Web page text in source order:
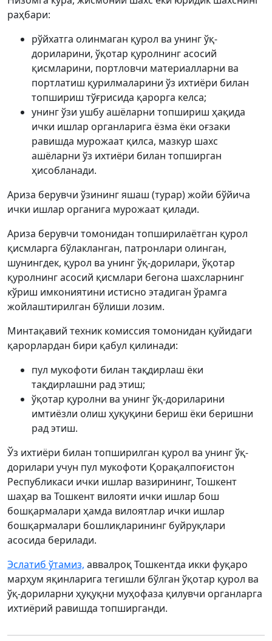
раҳбари:
рўйхатга олинмаган қурол ва унинг ўқ-
дориларини, ўқотар қуролнинг асосий
қисмларини, портловчи материалларни ва
портлатиш қурилмаларини ўз ихтиёри билан
топшириш тўғрисида қарорга келса;
унинг ўзи ушбу ашёларни топшириш ҳақида
ички ишлар органларига ёзма ёки оғзаки
равишда мурожаат қилса, мазкур шахс
ашёларни ўз ихтиёри билан топширган
ҳисобланади.
Ариза берувчи ўзининг яшаш (турар) жойи бўйича
ички ишлар органига мурожаат қилади.
Ариза берувчи томонидан топширилаётган қурол
қисмларга бўлакланган, патронлари олинган,
шунингдек, қурол ва унинг ўқ-дорилари, ўқотар
қуролнинг асосий қисмлари бегона шахсларнинг
кўриш имкониятини истисно этадиган ўрамга
жойлаштирилган бўлиши лозим.
Минтақавий техник комиссия томонидан қуйидаги
қарорлардан бири қабул қилинади:
пул мукофоти билан тақдирлаш ёки
тақдирлашни рад этиш;
ўқотар қуролни ва унинг ўқ-дориларини
имтиёзли олиш ҳуқуқини бериш ёки беришни
рад этиш.
Ўз ихтиёри билан топширилган қурол ва унинг ўқ-
дорилари учун пул мукофоти Қорақалпоғистон
Республикаси ички ишлар вазирининг, Тошкент
шаҳар ва Тошкент вилояти ички ишлар бош
бошқармалари ҳамда вилоятлар ички ишлар
бошқармалари бошлиқларининг буйруқлари
асосида берилади.
Эслатиб ўтамиз, аввалроқ Тошкентда икки фуқаро
марҳум яқинларига тегишли бўлган ўқотар қурол ва
ўқ-дориларни ҳуқуқни муҳофаза қилувчи органларга
ихтиёрий равишда топширганди.